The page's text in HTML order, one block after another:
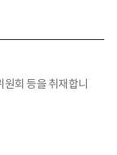
회 등을 취재합니